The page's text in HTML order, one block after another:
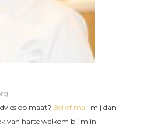
op maat? Bel of mail mij dan
van harte welkom bij mijn